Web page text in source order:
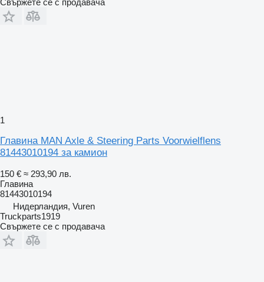
1
Главина MAN Axle & Steering Parts Voorwielflens
81443010194 за камион
150 € ≈ 293,90 лв.
Главина
81443010194
Нидерландия, Vuren
Truckparts1919
Свържете се с продавача